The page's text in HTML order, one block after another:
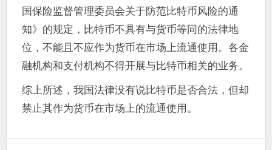
国保险监督管理委员会关于防范比特币风险的通
知》的规定，比特币不具有与货币等同的法律地
位，不能且不应作为货币在市场上流通使用。各金
融机构和支付机构不得开展与比特币相关的业务。
综上所述，我国法律没有说比特币是否合法，但却
禁止其作为货币在市场上的流通使用。